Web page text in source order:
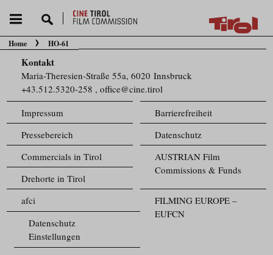
Sie befinden sich hier:
Home HO-61
Kontakt
Maria-Theresien-Straße 55a, 6020 Innsbruck
+43.512.5320-258 ,office@cine.tirol
Impressum
Barrierefreiheit
Pressebereich
Datenschutz
Commercials in Tirol
AUSTRIAN Film
Commissions & Funds
Drehorte in Tirol
FILMING EUROPE –
EUFCN
afci
Datenschutz
Einstellungen